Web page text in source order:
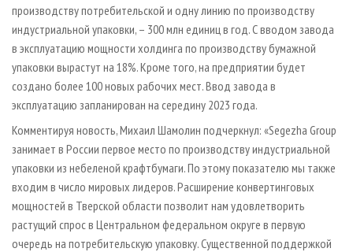
производству потребительской и одну линию по производству
индустриальной упаковки, – 300 млн единиц в год. С вводом завода
в эксплуатацию мощности холдинга по производству бумажной
упаковки вырастут на 18%. Кроме того, на предприятии будет
создано более 100 новых рабочих мест. Ввод завода в
эксплуатацию запланирован на середину 2023 года.
Комментируя новость, Михаил Шамолин подчеркнул: «Segezha Group
занимает в России первое место по производству индустриальной
упаковки из небеленой крафтбумаги. По этому показателю мы также
входим в число мировых лидеров. Расширение конвертинговых
мощностей в Тверской области позволит нам удовлетворить
растущий спрос в Центральном федеральном округе в первую
очередь на потребительскую упаковку. Существенной поддержкой